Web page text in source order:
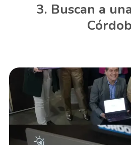
Buscan a